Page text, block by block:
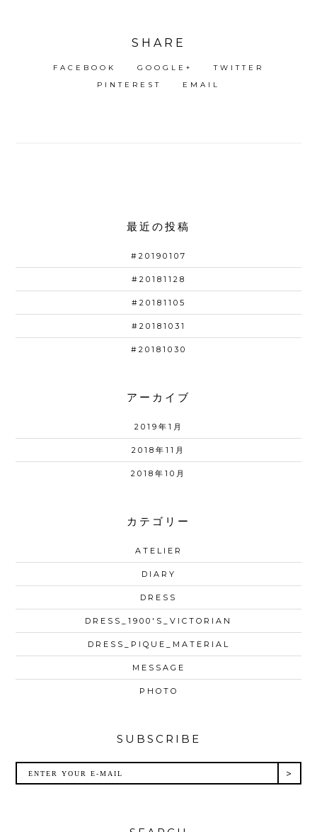
SHARE
FACEBOOK GOOGLE+
TWITTER
PINTEREST
EMAIL
最近の投稿
#20190107
#20181128
#20181105
#20181031
#20181030
アーカイブ
2019年1月
2018年11月
2018年10月
カテゴリー
ATELIER
DIARY
DRESS
DRESS_1900'S_VICTORIAN
DRESS_PIQUE_MATERIAL
MESSAGE
PHOTO
SUBSCRIBE